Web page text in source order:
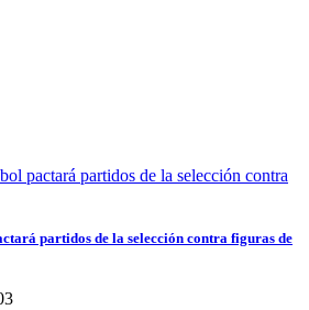
partidos de la selección contra figuras de